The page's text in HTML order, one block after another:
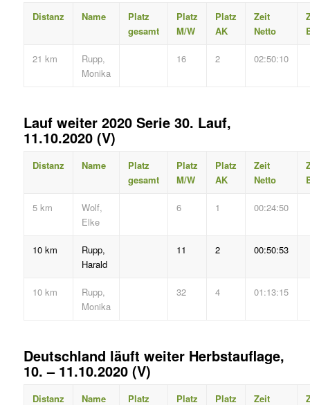
Distanz Name
Platz
gesamt
Platz
M/W
Platz
AK
Zeit
Netto
21 km
Rupp,
Monika
16 2 02:50:10
Lauf weiter 2020 Serie 30. Lauf,
11.10.2020 (V)
Distanz Name
Platz
gesamt
Platz
M/W
Platz
AK
Zeit
Netto
5 km
Wolf,
Elke
6 1 00:24:50
10 km
Rupp,
Harald
11 2 00:50:53
10 km
Rupp,
Monika
32 4 01:13:15
Deutschland läuft weiter Herbstauflage,
10. – 11.10.2020 (V)
Distanz Name Platz Platz Platz Zeit